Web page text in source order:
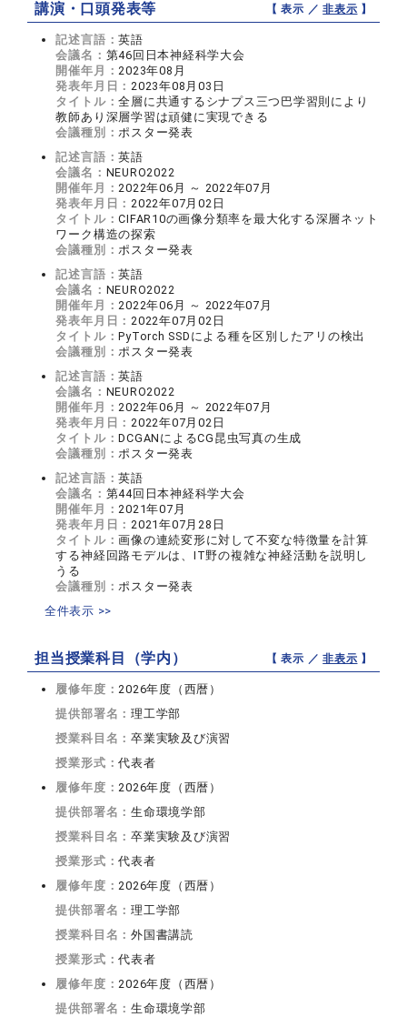
講演・口頭発表等 【 表示 ／非表示 】
記述言語：英語
会議名： 第46回日本神経科学大会
開催年月：2023年08月
発表年月日：2023年08月03日
タイトル：全層に共通するシナプス三つ巴学習則により
教師あり深層学習は頑健に実現できる
会議種別：ポスター発表
記述言語：英語
会議名： NEURO2022
開催年月：2022年06月 ～ 2022年07月
発表年月日：2022年07月02日
タイトル：CIFAR10の画像分類率を最大化する深層ネット
ワーク構造の探索
会議種別：ポスター発表
記述言語：英語
会議名： NEURO2022
開催年月：2022年06月 ～ 2022年07月
発表年月日：2022年07月02日
タイトル：PyTorch SSDによる種を区別したアリの検出
会議種別：ポスター発表
記述言語：英語
会議名： NEURO2022
開催年月：2022年06月 ～ 2022年07月
発表年月日：2022年07月02日
タイトル：DCGANによるCG昆虫写真の生成
会議種別：ポスター発表
記述言語：英語
会議名： 第44回日本神経科学大会
開催年月：2021年07月
発表年月日：2021年07月28日
タイトル：画像の連続変形に対して不変な特徴量を計算
する神経回路モデルは、IT野の複雑な神経活動を説明し
うる
会議種別：ポスター発表
全件表示 >>
担当授業科目（学内） 【 表示 ／非表示 】
履修年度：2026年度（西暦）
提供部署名：理工学部
授業科目名：卒業実験及び演習
授業形式：代表者
履修年度：2026年度（西暦）
提供部署名：生命環境学部
授業科目名：卒業実験及び演習
授業形式：代表者
履修年度：2026年度（西暦）
提供部署名：理工学部
授業科目名：外国書講読
授業形式：代表者
履修年度：2026年度（西暦）
提供部署名：生命環境学部